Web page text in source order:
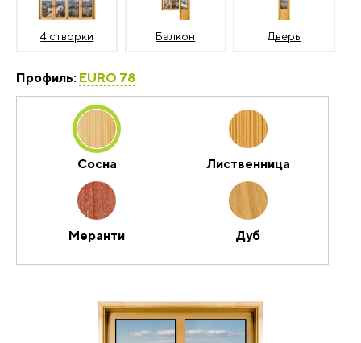
4 створки Балкон Дверь
Профиль: EURO 78
Сосна Лиственница
Меранти Дуб